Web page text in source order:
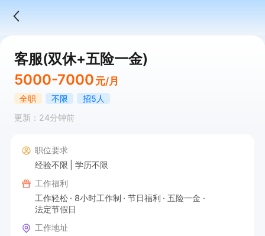
客服(双休+五险一金)
5000-7000 元/月
全职 不限
招5人
更新：24分钟前
职位要求
经验不限
学历不限
工作福利
工作轻松
8小时工作制 节日福利
五险一金
法定节假日
工作地址